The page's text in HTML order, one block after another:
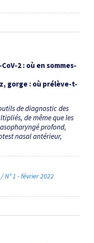
2 : où en sommes-
gorge : où prélève-t-
de diagnostic des
de même que les
profond,
nasal antérieur,
N° 1 - février 2022